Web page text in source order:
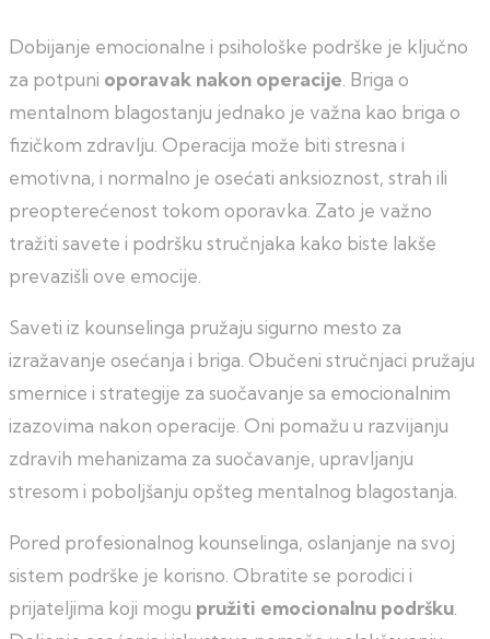
Dobijanje emocionalne i psihološke podrške je ključno
za potpuni oporavak nakon operacije . Briga o
mentalnom blagostanju jednako je važna kao briga o
fizičkom zdravlju. Operacija može biti stresna i
emotivna, i normalno je osećati anksioznost, strah ili
preopterećenost tokom oporavka. Zato je važno
tražiti savete i podršku stručnjaka kako biste lakše
prevazišli ove emocije.
Saveti iz kounselinga pružaju sigurno mesto za
izražavanje osećanja i briga. Obučeni stručnjaci pružaju
smernice i strategije za suočavanje sa emocionalnim
izazovima nakon operacije. Oni pomažu u razvijanju
zdravih mehanizama za suočavanje, upravljanju
stresom i poboljšanju opšteg mentalnog blagostanja.
Pored profesionalnog kounselinga, oslanjanje na svoj
sistem podrške je korisno. Obratite se porodici i
prijateljima koji mogu pružiti emocionalnu podršku